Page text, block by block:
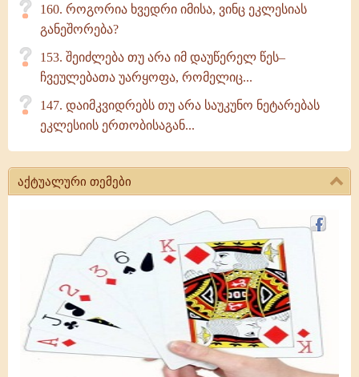
160. როგორია ხვედრი იმისა, ვინც ეკლესიას
განეშორება?
153. შეიძლება თუ არა იმ დაუწერელ წეს–
ჩვეულებათა უარყოფა, რომელიც...
147. დაიმკვიდრებს თუ არა საუკუნო ნეტარებას
ეკლესიის ერთობისაგან...
აქტუალური თემები